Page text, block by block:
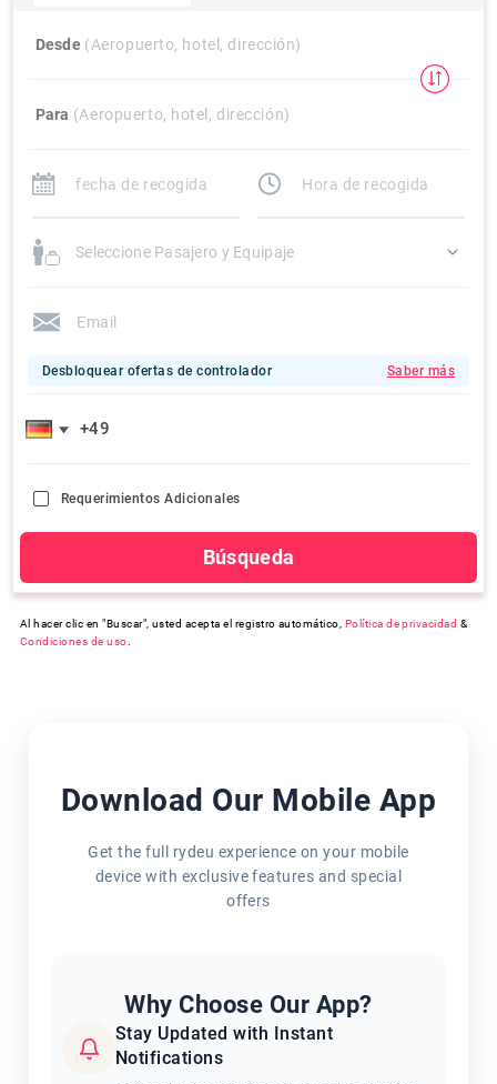
Desde (Aeropuerto, hotel, dirección)
Para (Aeropuerto, hotel, dirección)
Seleccione Pasajero y Equipaje
Desbloquear ofertas de controlador Saber más
Requerimientos Adicionales
Búsqueda
Al hacer clic en "Buscar", usted acepta el registro automático, Política de privacidad &
Condiciones de uso
Download Our Mobile App
Get the full rydeu experience on your mobile
device with exclusive features and special
offers
Why Choose Our App?
Stay Updated with Instant
Notifications